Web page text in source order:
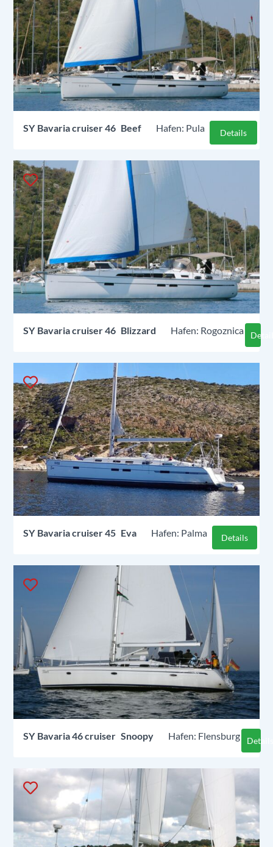
SY Bavaria cruiser 46 Beef Pula Details
SY Bavaria cruiser 46 Blizzard Rogoznica
SY Bavaria cruiser 45 Eva Palma Details
SY Bavaria 46 cruiser Snoopy Flensburg Details